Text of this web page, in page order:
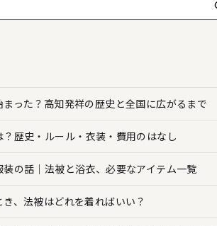
まった？高知発祥の歴史と全国に広がるまで
？歴史・ルール・衣装・費用のはなし
の話｜法被と浴衣、必要なアイテム一覧
、法被はどれを着ればいい？